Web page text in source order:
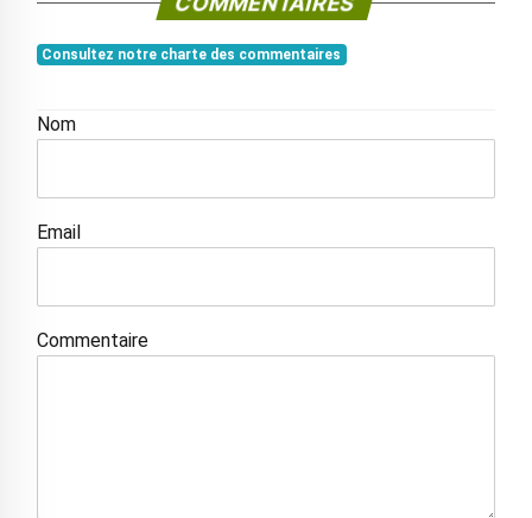
Consultez notre charte des commentaires
Nom
Email
Commentaire